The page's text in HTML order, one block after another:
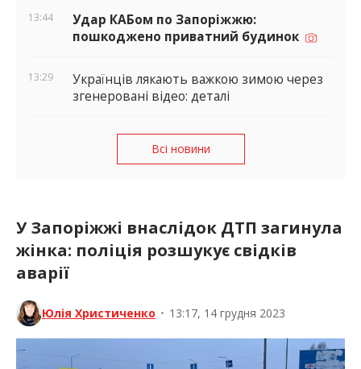
13:44
Удар КАБом по Запоріжжю:
пошкоджено приватний будинок
13:29
Українців лякають важкою зимою через
згенеровані відео: деталі
Всі новини
У Запоріжжі внаслідок ДТП загинула
жінка: поліція розшукує свідків
аварії
Юлія Христиченко • 13:17, 14 грудня 2023